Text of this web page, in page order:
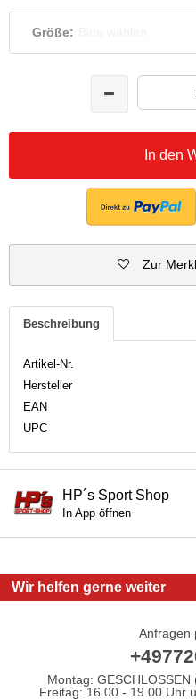
Größe:
In den
Zur
Beschreibung
Artikel-Nr.
Hersteller
EAN
UPC
HP´s Sport Shop
In App öffnen
Wir helfen gerne weiter
Anfragen
Montag:
Freitag: 16.00 - 19.00 Uhr